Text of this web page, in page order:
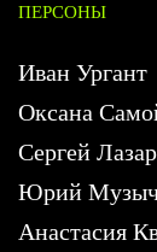
ПЕРСОНЫ
Иван Ургант
Оксана
Сергей
Юрий
Анастасия